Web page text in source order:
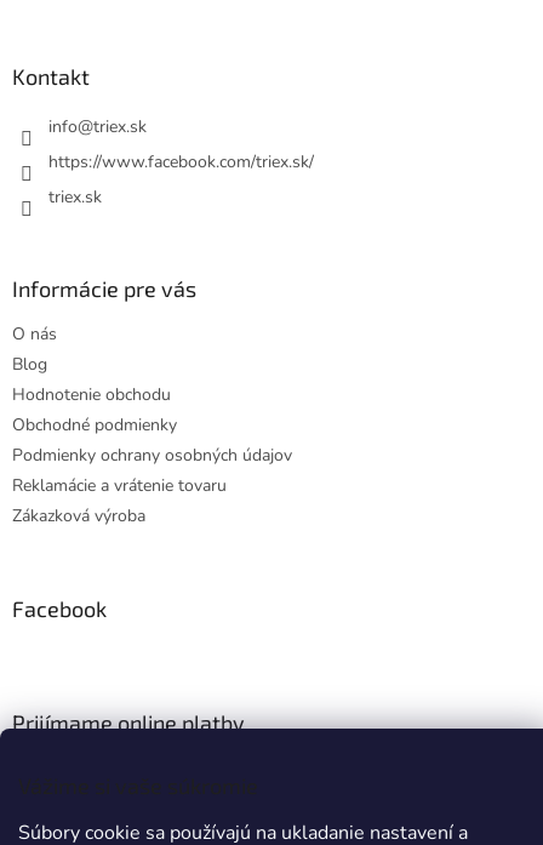
Vážime si vaše súkromie
Súbory cookie sa používajú na ukladanie nastavení a
Kontakt
info@triex.sk
https://www.facebook.com/triex.sk/
triex.sk
Informácie pre vás
O nás
Blog
Hodnotenie obchodu
Obchodné podmienky
Podmienky ochrany osobných údajov
Reklamácie a vrátenie tovaru
Zákazková výroba
Facebook
Prijímame online platby